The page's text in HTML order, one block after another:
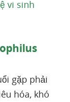
vi sinh
gặp phải
hóa, khó